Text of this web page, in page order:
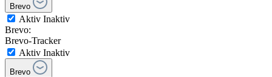
Brevo
Aktiv Inaktiv
Brevo:
Brevo-Tracker
Aktiv Inaktiv
Brevo